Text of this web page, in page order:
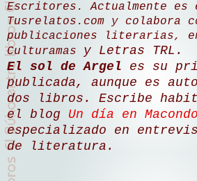
Escritores. Actualmente es
Tusrelatos.com y colabora
publicaciones literarias,
Culturamas y Letras TRL.
El sol de Argel es su
publicada, aunque es
dos libros. Escribe
el blog Un día en Macondo
especializado en
de literatura.